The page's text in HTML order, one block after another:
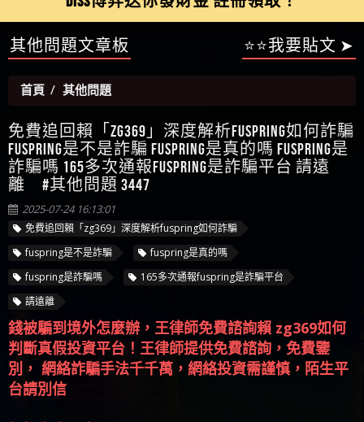
當是真的嗎 當當是詐騙嗎 六旬老婦深信當當高獲
利回報被騙的家破人亡
【陳順堪】星匯娛樂城出金幾次後贏錢就不給出
金
【陳順堪】黑網出金幾次後贏了就不出金出
【玩運彩】
【蘇俊曄】所以會出金嗎現在也是一樣的狀況
其他問題文章板 ⭐⭐我要貼文 ➤
首頁 其他問題
免費追回賴「zg369」深度解析fuspring如何詐騙
詐騙嗎 165多次通報fuspring是詐騙平台 請遠
離 #其他問題 3447
2025-07-24 16:13:01
免費追回賴「zg369」深度解析fuspring如何詐騙
fuspring是不是詐騙
判斷真假投資平台！王律師提供免費諮詢，免費鑒
別， 網絡詐騙手法千千萬，網絡投資需謹慎，陌生平
台請別信
假投資真吸金